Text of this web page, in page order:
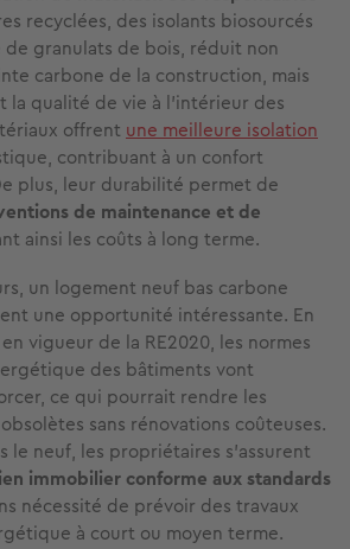
recyclées, des isolants biosourcés
granulats de bois, réduit non
carbone de la construction, mais
la qualité de vie à l'intérieur des
offrent une meilleure isolation
contribuant à un confort
plus, leur durabilité permet de
de maintenance et de
ainsi les coûts à long terme.
un logement neuf bas carbone
une opportunité intéressante. En
vigueur de la RE2020, les normes
des bâtiments vont
ce qui pourrait rendre les
sans rénovations coûteuses.
le neuf, les propriétaires s'assurent
immobilier conforme aux standards
nécessité de prévoir des travaux
à court ou moyen terme.